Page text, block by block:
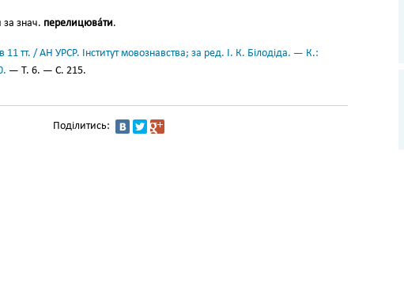
за знач. перелицюва́ти.
11 тт. / АН УРСР. Інститут мовознавства; за ред. І. К. Білодіда. — К.:
— Т. 6. — С. 215.
Поділитись: